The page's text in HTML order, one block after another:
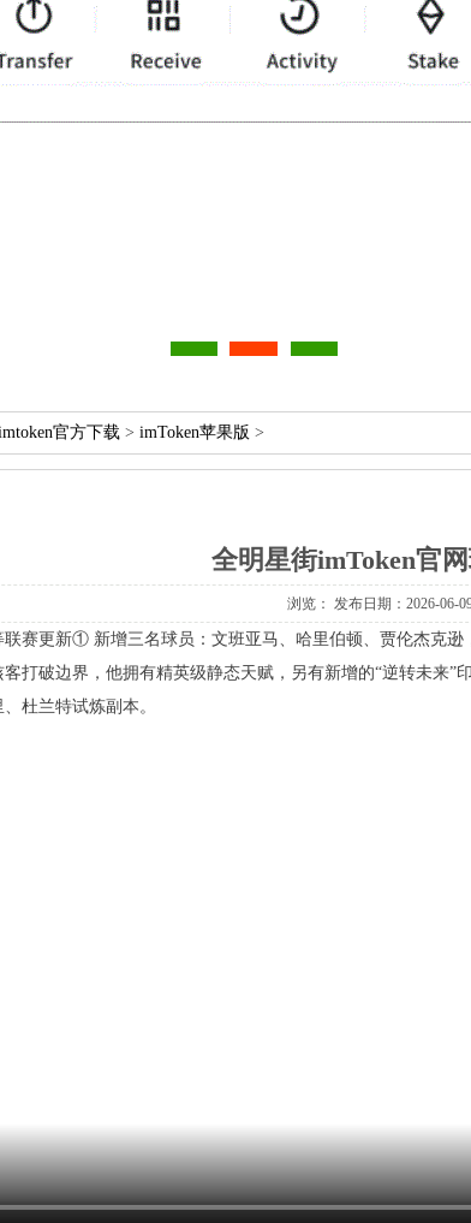
官方下载 > imToken苹果版 >
全明星街imToken官
浏览： 发布日期：2026-06-
联赛更新①新增三名球员：文班亚马、哈里伯顿、贾伦杰克
客打破边界，他拥有精英级静态天赋，另有新增的“逆转未来
杜兰特试炼副本。